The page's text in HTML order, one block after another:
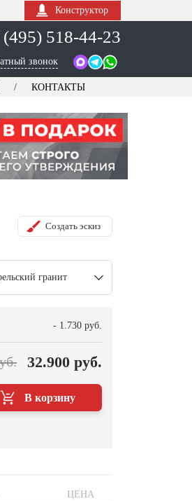
Конструктор
(495) 518-44-23
звонок
КОНТАКТЫ
Создать эскиз
гранит
- 1.730 руб.
32.900 руб.
В корзину
ЦЕНА